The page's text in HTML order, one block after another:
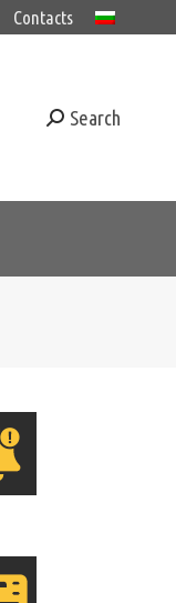
Contacts
Search